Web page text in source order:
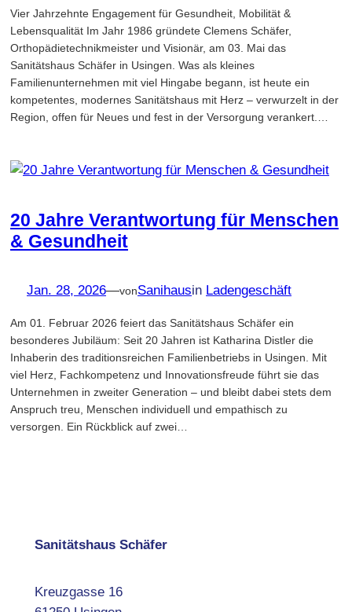
Vier Jahrzehnte Engagement für Gesundheit, Mobilität &
Lebensqualität Im Jahr 1986 gründete Clemens Schäfer,
Orthopädietechnikmeister und Visionär, am 03. Mai das
Sanitätshaus Schäfer in Usingen. Was als kleines
Familienunternehmen mit viel Hingabe begann, ist heute ein
kompetentes, modernes Sanitätshaus mit Herz – verwurzelt in der
Region, offen für Neues und fest in der Versorgung verankert.…
20 Jahre Verantwortung für Menschen
& Gesundheit
Jan. 28, 2026—vonSanihausin Ladengeschäft
Am 01. Februar 2026 feiert das Sanitätshaus Schäfer ein
besonderes Jubiläum: Seit 20 Jahren ist Katharina Distler die
Inhaberin des traditionsreichen Familienbetriebs in Usingen. Mit
viel Herz, Fachkompetenz und Innovationsfreude führt sie das
Unternehmen in zweiter Generation – und bleibt dabei stets dem
Anspruch treu, Menschen individuell und empathisch zu
versorgen. Ein Rückblick auf zwei…
Sanitätshaus Schäfer
Kreuzgasse 16